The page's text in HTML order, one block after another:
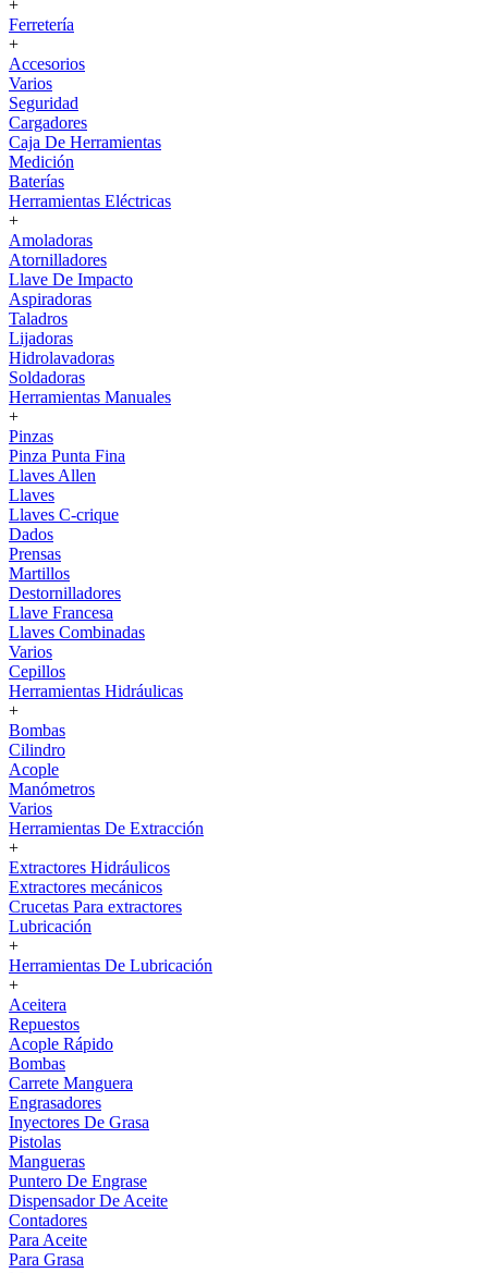
+
Ferretería
+
Accesorios
Varios
Seguridad
Cargadores
Caja De Herramientas
Medición
Baterías
Herramientas Eléctricas
+
Amoladoras
Atornilladores
Llave De Impacto
Aspiradoras
Taladros
Lijadoras
Hidrolavadoras
Soldadoras
Herramientas Manuales
+
Pinzas
Pinza Punta Fina
Llaves Allen
Llaves
Llaves C-crique
Dados
Prensas
Martillos
Destornilladores
Llave Francesa
Llaves Combinadas
Varios
Cepillos
Herramientas Hidráulicas
+
Bombas
Cilindro
Acople
Manómetros
Varios
Herramientas De Extracción
+
Extractores Hidráulicos
Extractores mecánicos
Crucetas Para extractores
Lubricación
+
Herramientas De Lubricación
+
Aceitera
Repuestos
Acople Rápido
Bombas
Carrete Manguera
Engrasadores
Inyectores De Grasa
Pistolas
Mangueras
Puntero De Engrase
Dispensador De Aceite
Contadores
Para Aceite
Para Grasa